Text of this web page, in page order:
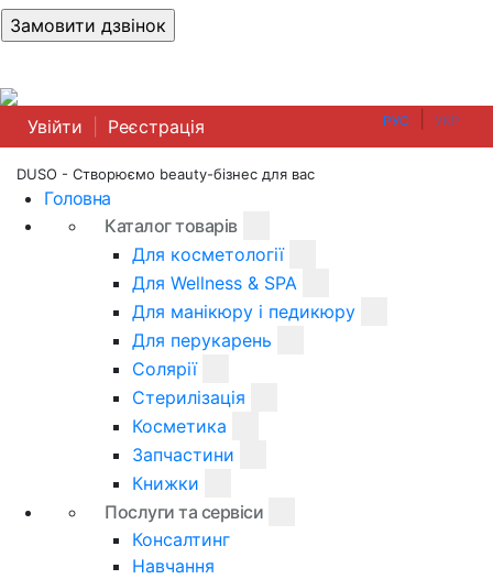
РУС УКР
Увійти Реєстрація
DUSO - Створюємо beauty-бізнес для вас
Головна
Каталог товарів
Для косметології
Для Wellness & SPA
Для манікюру і педикюру
Для перукарень
Солярії
Стерилізація
Косметика
Запчастини
Книжки
Послуги та сервіси
Консалтинг
Навчання